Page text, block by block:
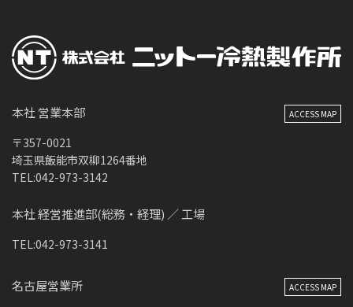
本社 営業本部 ACCESS MAP
〒357-0021
埼玉県飯能市双柳1264番地
TEL:042-973-3142
本社 経営推進部(総務・経理) ／ 工場
TEL:042-973-3141
名古屋営業所 ACCESS MAP